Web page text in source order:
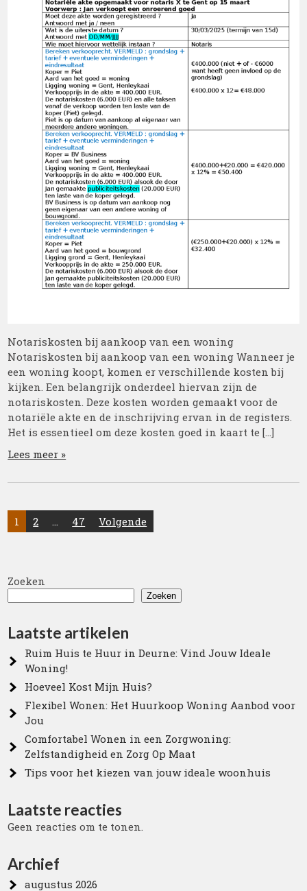
Notariskosten bij aankoop van een woning
Notariskosten bij aankoop van een woning Wanneer je
een woning koopt, komen er verschillende kosten bij
kijken. Een belangrijk onderdeel hiervan zijn de
notariskosten. Deze kosten worden gemaakt voor de
notariële akte en de inschrijving ervan in de registers.
Het is essentieel om deze kosten goed in kaart te […]
Lees meer »
Posts
pagination
1 2 … 47 Volgende
Zoeken
Zoeken
Laatste artikelen
Ruim Huis te Huur in Deurne: Vind Jouw Ideale
Woning!
Hoeveel Kost Mijn Huis?
Flexibel Wonen: Het Huurkoop Woning Aanbod voor
Jou
Comfortabel Wonen in een Zorgwoning:
Zelfstandigheid en Zorg Op Maat
Tips voor het kiezen van jouw ideale woonhuis
Laatste reacties
Geen reacties om te tonen.
Archief
augustus 2026